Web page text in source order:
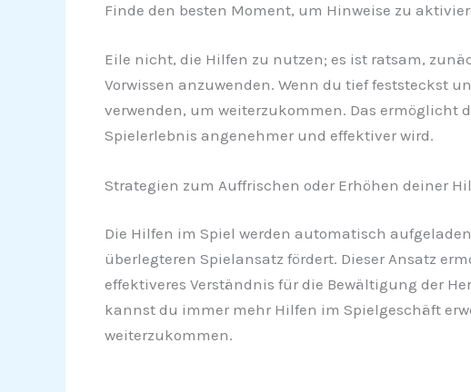
Finde den besten Moment, um Hinweise zu
Eile nicht, die Hilfen zu nutzen; es ist ratsam,
Vorwissen anzuwenden. Wenn du tief feststeckst
verwenden, um weiterzukommen. Das ermöglicht
Spielerlebnis angenehmer und effektiver wird.
Strategien zum Auffrischen oder Erhöhen deiner
Die Hilfen im Spiel werden automatisch
überlegteren Spielansatz fördert. Dieser Ansatz
effektiveres Verständnis für die Bewältigung der
kannst du immer mehr Hilfen im Spielgeschäft
weiterzukommen.